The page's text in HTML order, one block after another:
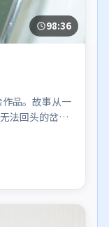
98:36
品。故事从一
法回头的岔
。